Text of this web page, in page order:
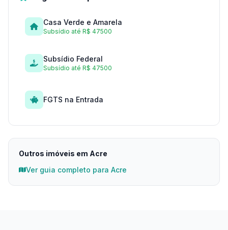
Casa Verde e Amarela
Subsídio até R$ 47500
Subsídio Federal
Subsídio até R$ 47500
FGTS na Entrada
Outros imóveis em Acre
Ver guia completo para Acre